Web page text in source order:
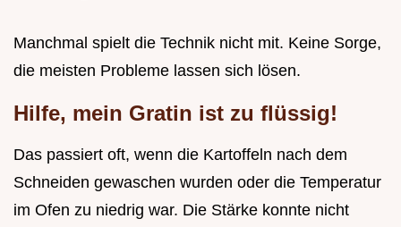
Manchmal spielt die Technik nicht mit. Keine Sorge,
die meisten Probleme lassen sich lösen.
Hilfe, mein Gratin ist zu flüssig!
Das passiert oft, wenn die Kartoffeln nach dem
Schneiden gewaschen wurden oder die Temperatur
im Ofen zu niedrig war. Die Stärke konnte nicht